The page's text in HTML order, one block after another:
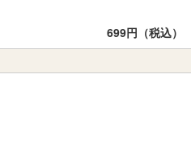
699円（税込）